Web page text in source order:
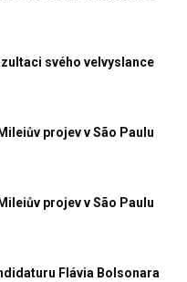
svého velvyslance
projev v São Paulu
projev v São Paulu
Flávia Bolsonara